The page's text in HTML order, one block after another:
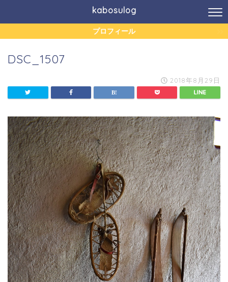
kabosulog
プロフィール
DSC_1507
2018年8月29日